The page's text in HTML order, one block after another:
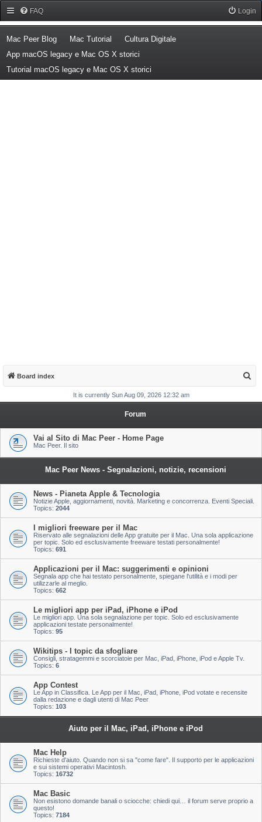
FAQ Login
Mac Peer Blog(Opens a new tab)
Mac Tutorial (Opens a new tab)
Cultura Digitale(Opens a new tab)
App macOS legacy e Mac OS X storici
Tutorial macOS legacy e Mac OS X storici
Board index
a
It is currently Sun Aug 09, 2026 12:32 am
Forum
Vai al Sito di Mac Peer - Home Page
Mac Peer. Il sito
Mac Peer News - Segnalazioni, notizie, recensioni
News - Pianeta Apple & Tecnologia
Notizie Apple, aggiornamenti, novità. Marketing e concorrenza. Eventi Speciali.
Topics: 2044
I migliori freeware per il Mac
Riservato alle segnalazioni delle App gratuite per il Mac. Una sola applicazione
per topic. Solo ed esclusivamente freeware testati personalmente!
Topics: 691
Applicazioni per il Mac: suggerimenti e opinioni
Segnala app che hai testato personalmente, spiegane l'utilità e i modi per
utilizzarle al meglio.
Topics: 662
Le migliori app per iPad, iPhone e iPod
Le migliori app. Una sola segnalazione per topic. Solo ed esclusivamente
applicazioni testate personalmente!
Topics: 95
Wikitips - I topic da sfogliare
Consigli, stratagemmi e scorciatoie per Mac, iPad, iPhone, iPod e Apple Tv.
Topics: 6
App Contest
Le App in Classifica. Le App per il Mac, iPad, iPhone, iPod votate e recensite
dalla redazione e dagli utenti di Mac Peer
Topics: 103
Aiuto per il Mac, iPad, iPhone e iPod
Mac Help
Richieste d'aiuto. Quando non si sa "come fare". Il supporto per le applicazioni
e sui sistemi operativi Macintosh.
Topics: 16732
Mac Basic
Non esistono domande banali o sciocche: chiedi qui… il forum serve proprio a
questo!
Topics: 7184